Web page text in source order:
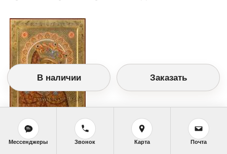
Православный календарь
<<Понедельник, 14 Мая (1 Мая по старому
В наличии Заказать
Мессенджеры Звонок Карта Почта